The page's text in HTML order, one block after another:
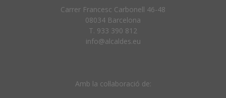
Carrer Francesc Carbonell 46-48
08034 Barcelona
T. 933 390 812
info@alcaldes.eu
Amb la col·laboració de: